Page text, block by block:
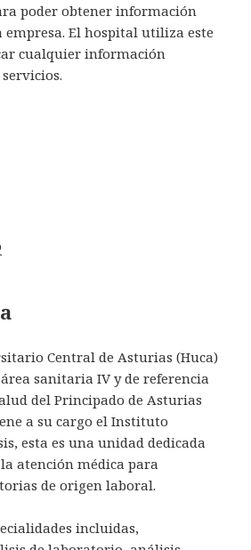
poder obtener información
empresa. El hospital utiliza este
cualquier información
Central de Asturias (Huca)
sanitaria IV y de referencia
del Principado de Asturias
a su cargo el Instituto
esta es una unidad dedicada
atención médica para
de origen laboral.
incluidas,